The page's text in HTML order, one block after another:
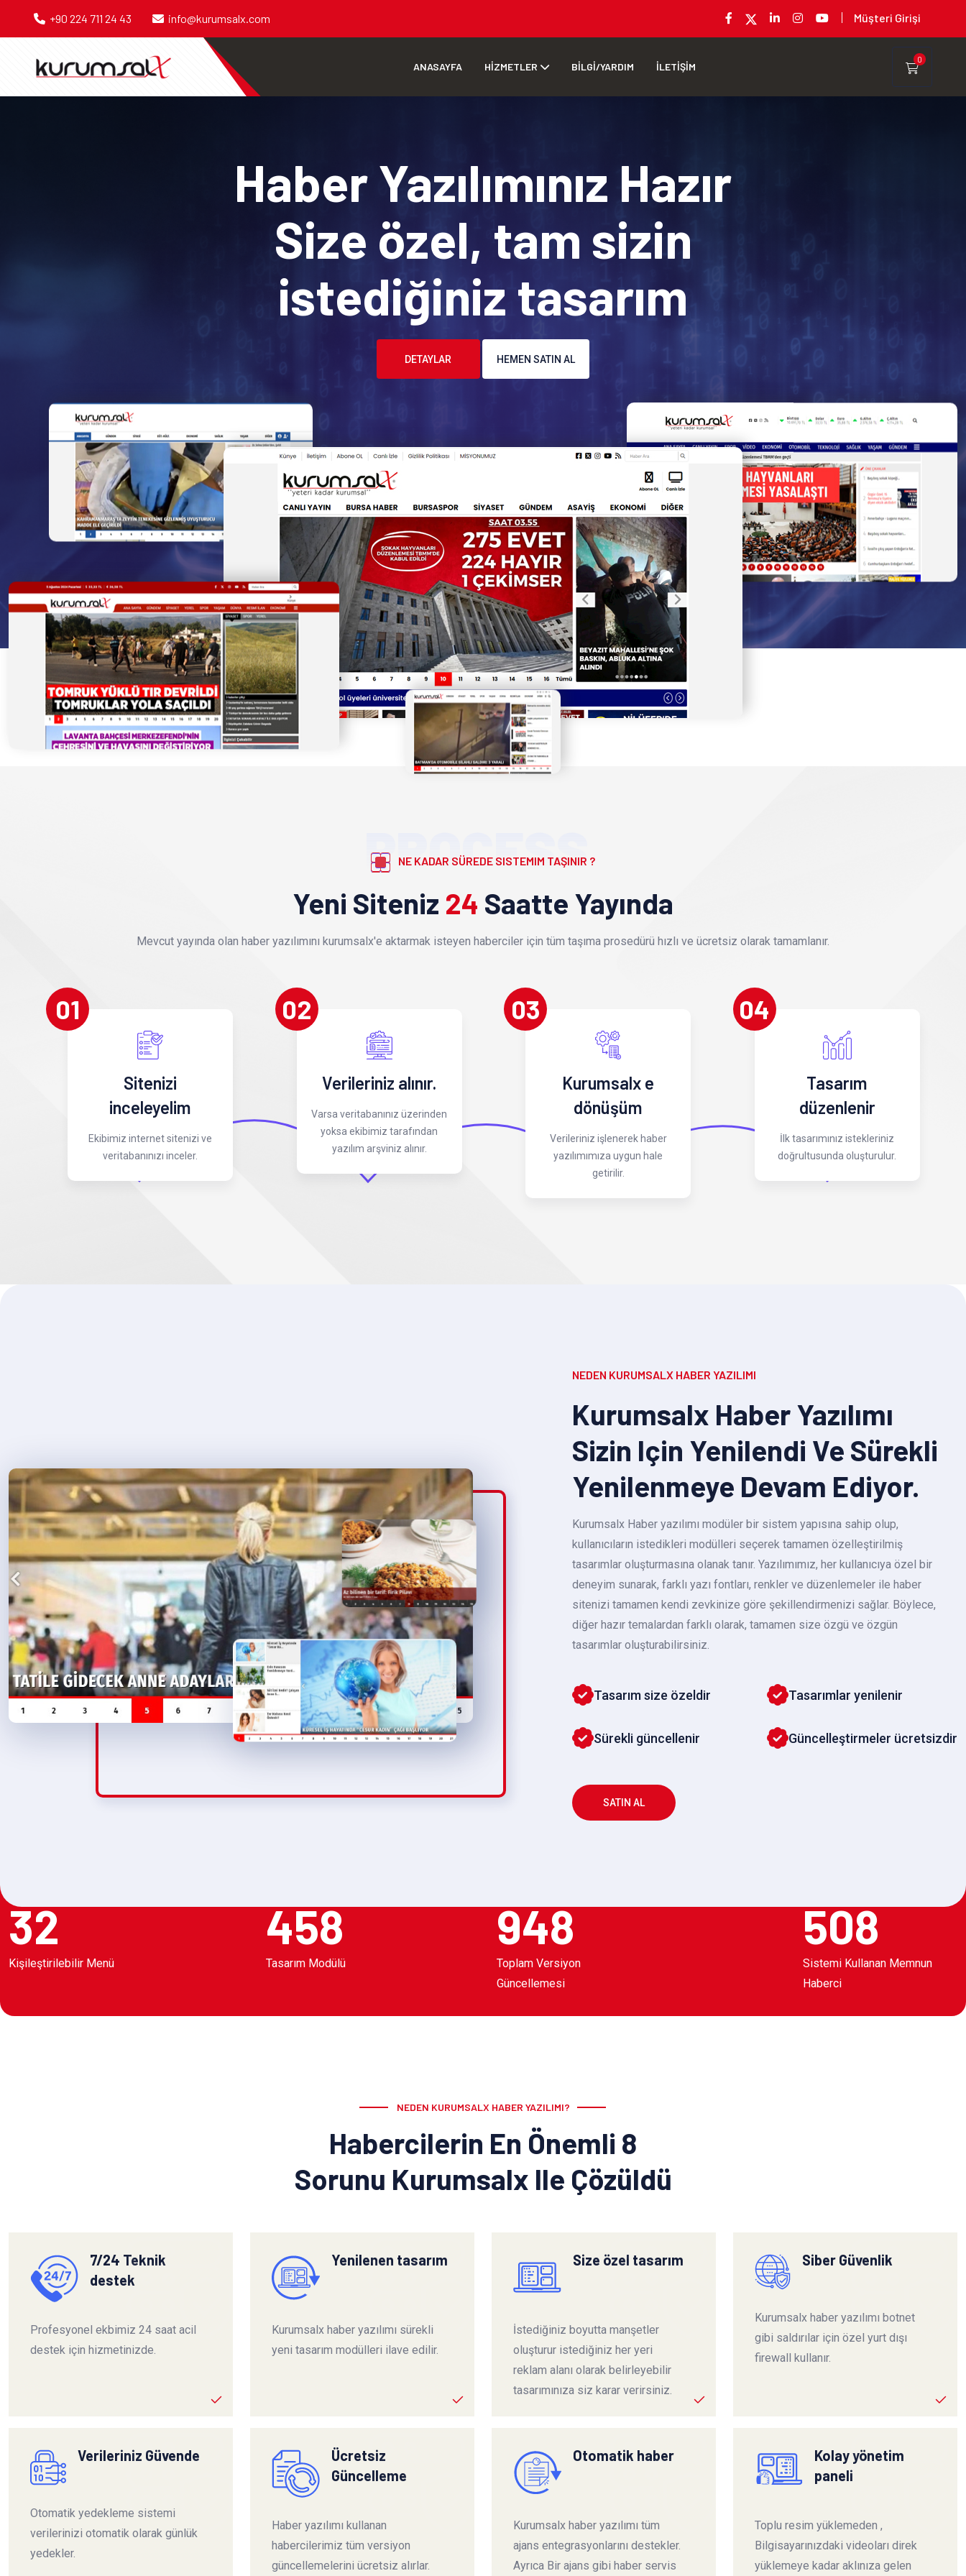
+90 224 711 24 43 info@kurumsalx.com Müşteri Girişi
ANASAYFA HİZMETLER BİLGİ/YARDIM İLETİŞİM
0
Haber Yazılımınız Hazır
Size özel, tam sizin
istediğiniz tasarım
DETAYLAR HEMEN SATIN AL
PROCESS
NE KADAR SÜREDE SISTEMIM TAŞINIR ?
Yeni Siteniz 24 Saatte Yayında
Mevcut yayında olan haber yazılımını kurumsalx'e aktarmak isteyen haberciler için tüm taşıma prosedürü hızlı ve ücretsiz olarak tamamlanır.
01
Sitenizi
inceleyelim
Ekibimiz internet sitenizi ve
veritabanınızı inceler.
02
Verileriniz alınır.
Varsa veritabanınız üzerinden
yoksa ekibimiz tarafından
yazılım arşviniz alınır.
03
Kurumsalx e
dönüşüm
Verileriniz işlenerek haber
yazılımımıza uygun hale
getirilir.
04
Tasarım
düzenlenir
İlk tasarımınız istekleriniz
doğrultusunda oluşturulur.
NEDEN KURUMSALX HABER YAZILIMI
Kurumsalx Haber Yazılımı
Sizin Için Yenilendi Ve Sürekli
Yenilenmeye Devam Ediyor.
Kurumsalx Haber yazılımı modüler bir sistem yapısına sahip olup,
kullanıcıların istedikleri modülleri seçerek tamamen özelleştirilmiş
tasarımlar oluşturmasına olanak tanır. Yazılımımız, her kullanıcıya özel bir
deneyim sunarak, farklı yazı fontları, renkler ve düzenlemeler ile haber
sitenizi tamamen kendi zevkinize göre şekillendirmenizi sağlar. Böylece,
diğer hazır temalardan farklı olarak, tamamen size özgü ve özgün
tasarımlar oluşturabilirsiniz.
Tasarım size özeldir
Sürekli güncellenir
Tasarımlar yenilenir
Güncelleştirmeler ücretsizdir
SATIN AL
32
Kişileştirilebilir Menü
458
Tasarım Modülü
948
Toplam Versiyon
Güncellemesi
508
Sistemi Kullanan Memnun
Haberci
NEDEN KURUMSALX HABER YAZILIMI?
Habercilerin En Önemli 8
Sorunu Kurumsalx Ile Çözüldü
7/24 Teknik
destek
Profesyonel ekbimiz 24 saat acil
destek için hizmetinizde.
Yenilenen tasarım
Kurumsalx haber yazılımı sürekli
yeni tasarım modülleri ilave edilir.
Size özel tasarım
İstediğiniz boyutta manşetler
oluşturur istediğiniz her yeri
reklam alanı olarak belirleyebilir
tasarımınıza siz karar verirsiniz.
Siber Güvenlik
Kurumsalx haber yazılımı botnet
gibi saldırılar için özel yurt dışı
firewall kullanır.
Verileriniz Güvende
Otomatik yedekleme sistemi
verilerinizi otomatik olarak günlük
yedekler.
Ücretsiz
Güncelleme
Haber yazılımı kullanan
habercilerimiz tüm versiyon
güncellemelerini ücretsiz alırlar.
Otomatik haber
Kurumsalx haber yazılımı tüm
ajans entegrasyonlarını destekler.
Ayrıca Bir ajans gibi haber servis
Kolay yönetim
paneli
Toplu resim yüklemeden ,
Bilgisayarınızdaki videoları direk
yüklemeye kadar aklınıza gelen